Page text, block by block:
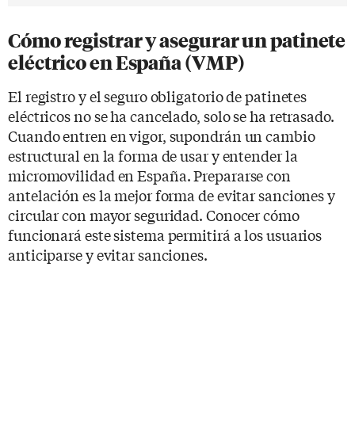
Cómo registrar y asegurar un patinete
eléctrico en España (VMP)
El registro y el seguro obligatorio de patinetes
eléctricos no se ha cancelado, solo se ha retrasado.
Cuando entren en vigor, supondrán un cambio
estructural en la forma de usar y entender la
micromovilidad en España. Prepararse con
antelación es la mejor forma de evitar sanciones y
circular con mayor seguridad. Conocer cómo
funcionará este sistema permitirá a los usuarios
anticiparse y evitar sanciones.